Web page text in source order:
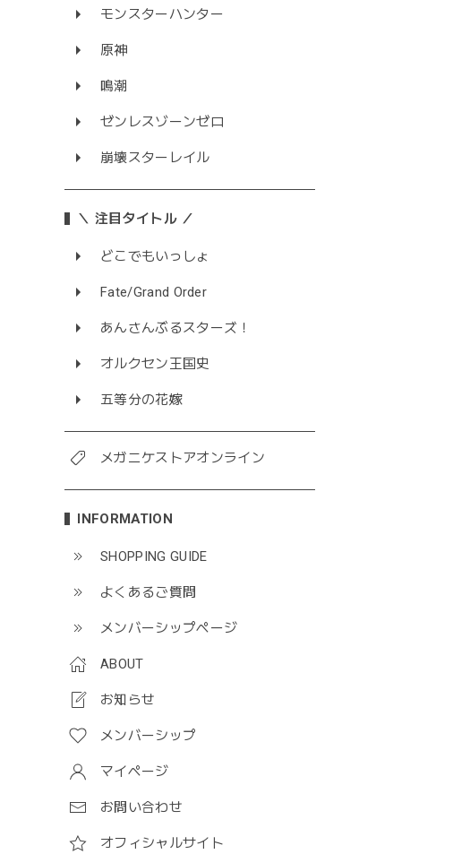
モンスターハンター
原神
鳴潮
ゼンレスゾーンゼロ
崩壊スターレイル
＼ 注目タイトル ／
どこでもいっしょ
Fate/Grand Order
あんさんぶるスターズ！
オルクセン王国史
五等分の花嫁
メガニケストアオンライン
INFORMATION
SHOPPING GUIDE
よくあるご質問
メンバーシップページ
ABOUT
お知らせ
メンバーシップ
マイページ
お問い合わせ
オフィシャルサイト